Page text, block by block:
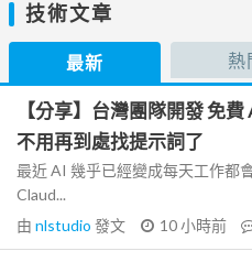
技術文章
最新 熱
【分享】台灣團隊開發 免
不用再到處找提示詞了
最近 AI 幾乎已經變成每天工作都
Claud...
由 nlstudio 發文 10 小時前